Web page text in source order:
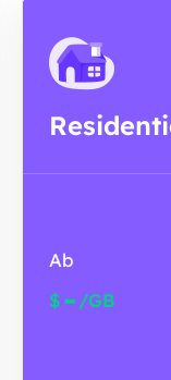
Ab
$- /GB